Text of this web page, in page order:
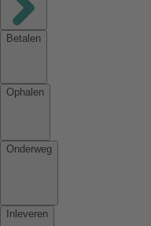
Betalen
Ophalen
Onderweg
Inleveren